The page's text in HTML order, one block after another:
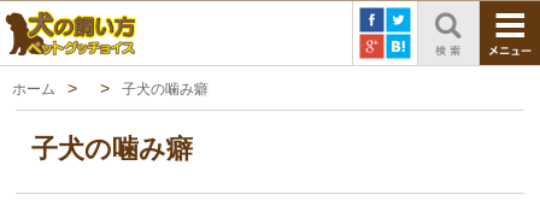
ホーム 子犬の噛み癖
子犬の噛み癖